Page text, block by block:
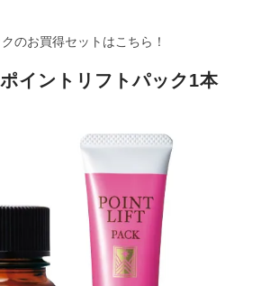
のお買得セットはこちら！
イントリフトパック1本